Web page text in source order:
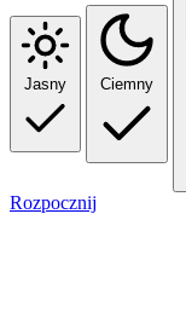
Jasny Ciemny
Rozpocznij